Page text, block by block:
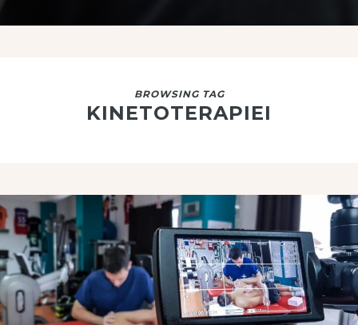
BROWSING TAG
KINETOTERAPIEI